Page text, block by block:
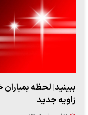
زاویه جدید